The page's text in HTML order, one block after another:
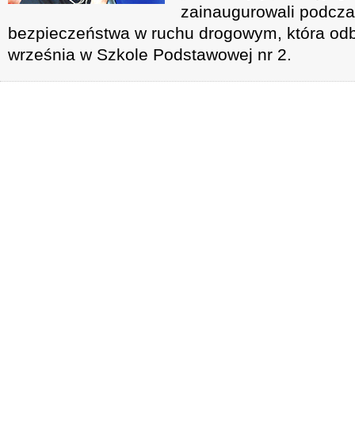
zainaugurowali
bezpieczeństwa w ruchu drogowym, która
września w Szkole Podstawowej nr 2.